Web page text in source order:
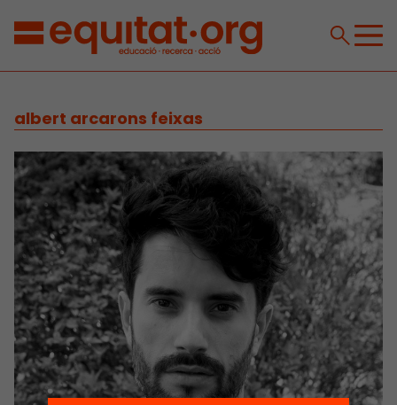
albert arcarons feixas